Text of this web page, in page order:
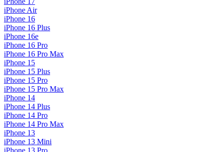
iPhone Air
iPhone 16
iPhone 16 Plus
iPhone 16e
iPhone 16 Pro
iPhone 16 Pro Max
iPhone 15
iPhone 15 Plus
iPhone 15 Pro
iPhone 15 Pro Max
iPhone 14
iPhone 14 Plus
iPhone 14 Pro
iPhone 14 Pro Max
iPhone 13
iPhone 13 Mini
iPhone 13 Pro